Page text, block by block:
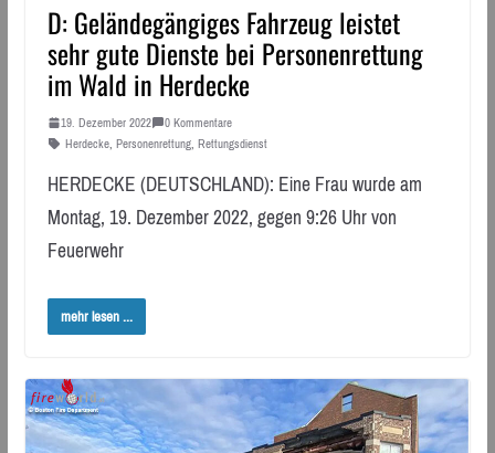
D: Geländegängiges Fahrzeug leistet
sehr gute Dienste bei Personenrettung
im Wald in Herdecke
19. Dezember 2022
0 Kommentare
Herdecke, Personenrettung, Rettungsdienst
HERDECKE (DEUTSCHLAND): Eine Frau wurde am
Montag, 19. Dezember 2022, gegen 9:26 Uhr von
Feuerwehr
mehr lesen ...